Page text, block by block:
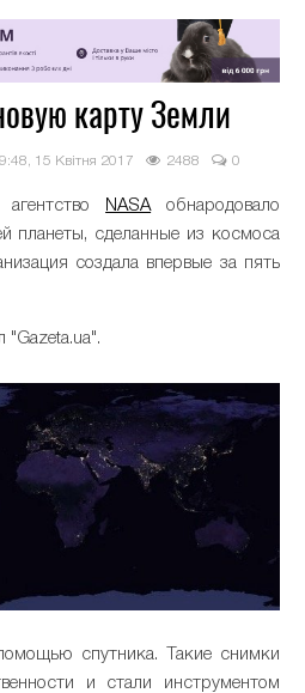
карту Земли
15 Квітня 2017 2488 0
агентство NASAобнародовало
планеты, сделанные из космоса
создала впервые за пять
спутника. Такие снимки
и стали инструментом